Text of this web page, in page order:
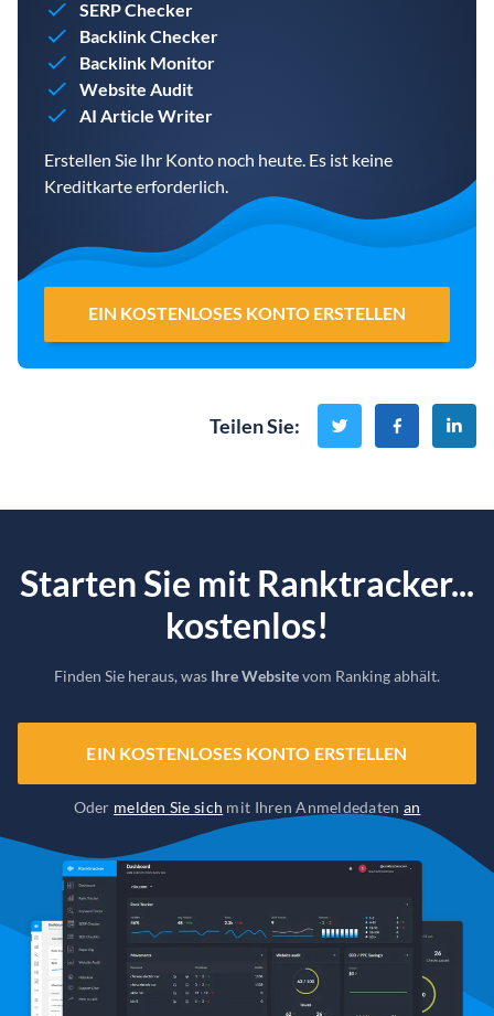
SERP Checker
Backlink Checker
Backlink Monitor
Website Audit
AI Article Writer
Erstellen Sie Ihr Konto noch heute. Es ist keine
Kreditkarte erforderlich.
EIN KOSTENLOSES KONTO ERSTELLEN
Teilen Sie:
Starten Sie mit Ranktracker...
kostenlos!
Finden Sie heraus, was Ihre Websitevom Ranking abhält.
EIN KOSTENLOSES KONTO ERSTELLEN
Oder melden Sie sich mit Ihren Anmeldedaten an